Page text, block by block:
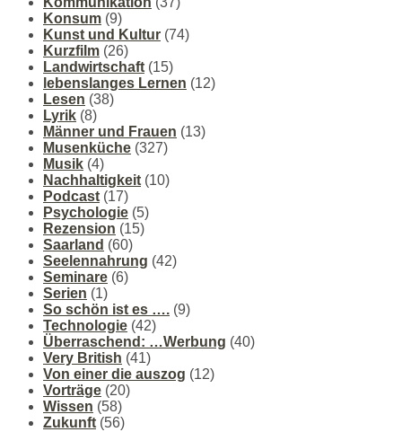
Konsum (9)
Kunst und Kultur (74)
Kurzfilm (26)
Landwirtschaft (15)
lebenslanges Lernen (12)
Lesen (38)
Lyrik (8)
Männer und Frauen (13)
Musenküche (327)
Musik (4)
Nachhaltigkeit (10)
Podcast (17)
Psychologie (5)
Rezension (15)
Saarland (60)
Seelennahrung (42)
Seminare (6)
Serien (1)
So schön ist es …. (9)
Technologie (42)
Überraschend: …Werbung (40)
Very British (41)
Von einer die auszog (12)
Vorträge (20)
Wissen (58)
Zukunft (56)